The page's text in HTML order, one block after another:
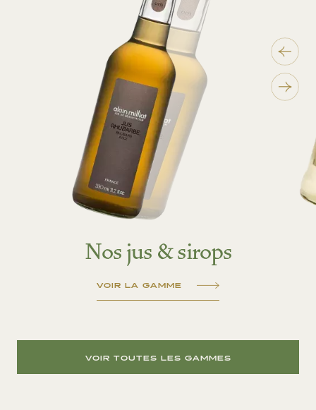
Nos jus & sirops
VOIR LA GAMME
VOIR TOUTES LES GAMMES